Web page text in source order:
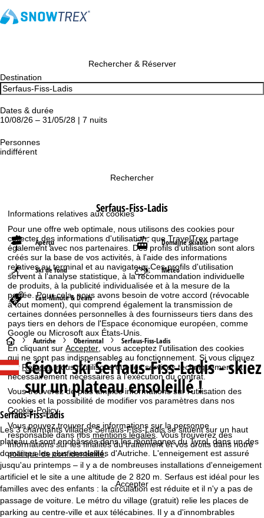
Informations relatives aux cookies
Pour une offre web optimale, nous utilisons des cookies pour
collecter des informations d'utilisation, que TravelTrex partage
également avec nos partenaires. Des profils d'utilisation sont alors
créés sur la base de vos activités, à l'aide des informations
relatives au terminal et au navigateur. Ces profils d'utilisation
servent à l'analyse statistique, à la recommandation individuelle
de produits, à la publicité individualisée et à la mesure de la
portée. Pour cela, nous avons besoin de votre accord (révocable
à tout moment), qui comprend également la transmission de
certaines données personnelles à des fournisseurs tiers dans des
pays tiers en dehors de l'Espace économique européen, comme
Google ou Microsoft aux États-Unis.
En cliquant surAccepter , vous acceptez l'utilisation des cookies
qui ne sont pas indispensables au fonctionnement. Si vous cliquez
sur Refuser, nous n'utilisons que les services techniquement et
nécessairement nécessaires à l'exécution du contrat.
Vous trouverez de plus amples informations sur l'utilisation des
cookies et la possibilité de modifier vos paramètres dans nos
Cookie-Policy.
Vous pouvez trouver des informations sur la personne
responsable dans nosmentions légales. Vous trouverez des
informations sur les finalités du traitement et vos droits dans notre
politique de confidentialité.
Accepter
Rechercher & Réserver
Destination
Dates & durée
10/08/26 – 31/05/28 | 7 nuits
Personnes
indifférent
Rechercher
Serfaus-Fiss-Ladis
Aperçu Domaine skiable
Ski de fond Météo
Last-Minute & Deals
P
a
g
e
d
'
a
c
Autriche Oberinntal Serfaus-Fiss-Ladis
Séjour skiSerfaus-Fiss-Ladis - skiez
sur un plateau ensoleillé !
Serfaus-Fiss-Ladis
Les 3 charmants villages Serfaus-Fiss-Ladis se situent sur un haut
plateau et sont enchâssés dans les montagnes du Tyrol, dans un des
domaines les plus ensoleillés d'Autriche. L'enneigement est assuré
jusqu'au printemps – il y a de nombreuses installations d'enneigement
artificiel et le site a une altitude de 2 820 m. Serfaus est idéal pour les
familles avec des enfants : la circulation est réduite et il n'y a pas de
passage de voiture. Le métro du village (gratuit) relie les places de
parking au centre-ville et aux télécabines. Il y a d'innombrables